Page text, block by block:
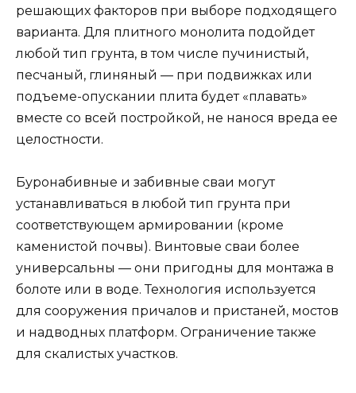
решающих факторов при выборе подходящего
варианта. Для плитного монолита подойдет
любой тип грунта, в том числе пучинистый,
песчаный, глиняный — при подвижках или
подъеме-опускании плита будет «плавать»
вместе со всей постройкой, не нанося вреда ее
целостности.
Буронабивные и забивные сваи могут
устанавливаться в любой тип грунта при
соответствующем армировании (кроме
каменистой почвы). Винтовые сваи более
универсальны — они пригодны для монтажа в
болоте или в воде. Технология используется
для сооружения причалов и пристаней, мостов
и надводных платформ. Ограничение также
для скалистых участков.